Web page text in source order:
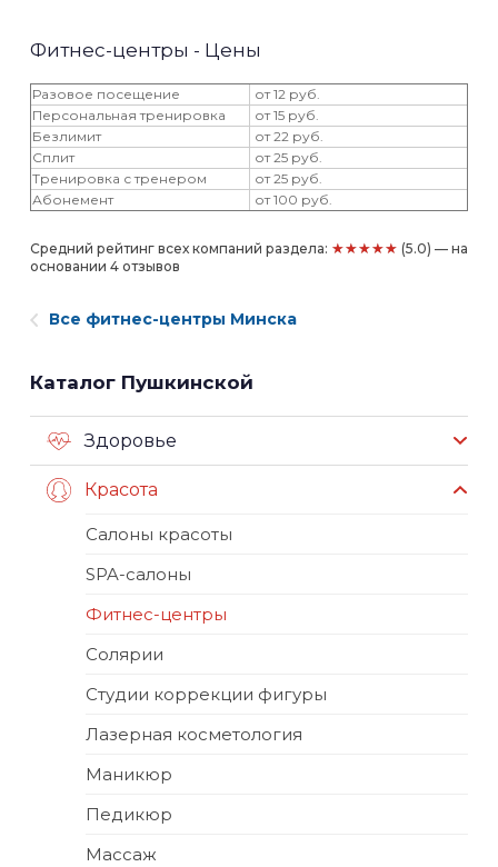
Фитнес-центры - Цены
Разовое посещение
от 12 руб.
Персональная тренировка
от 15 руб.
Безлимит
от 22 руб.
Сплит
от 25 руб.
Тренировка с тренером
от 25 руб.
Абонемент
от 100 руб.
Средний рейтинг всех компаний раздела: ★★★★★ (5.0) — на
основании 4 отзывов
Все фитнес-центры Минска
Каталог Пушкинской
Здоровье
Красота
Салоны красоты
SPA-салоны
Фитнес-центры
Солярии
Студии коррекции фигуры
Лазерная косметология
Маникюр
Педикюр
Массаж